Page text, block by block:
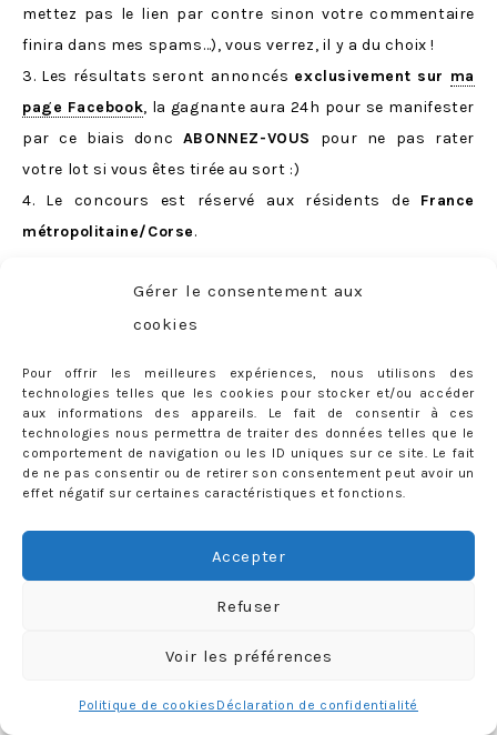
Gérer le consentement aux
cookies
Pour offrir les meilleures expériences, nous utilisons des
technologies telles que les cookies pour stocker et/ou accéder
aux informations des appareils. Le fait de consentir à ces
technologies nous permettra de traiter des données telles que le
comportement de navigation ou les ID uniques sur ce site. Le fait
de ne pas consentir ou de retirer son consentement peut avoir un
effet négatif sur certaines caractéristiques et fonctions.
Accepter
Refuser
Voir les préférences
Politique de cookies Déclaration de confidentialité
mettez pas le lien par contre sinon votre commentaire
finira dans mes spams…), vous verrez, il y a du choix !
3. Les résultats seront annoncés exclusivement sur ma
page Facebook, la gagnante aura 24h pour se manifester
par ce biais donc ABONNEZ-VOUS
pour ne pas rater
votre lot si vous êtes tirée au sort :)
4. Le concours est réservé aux résidents de France
métropolitaine/Corse.
LABELS:BEAUTÉ ,CHEVEUX Tags:3C blonde natural hair , 3C
hair ,boucles,cheveux,cheveux afro ,cheveux bouclés,
cheveux frisé,cheveux naturels,décoloration,
highlight on curly hair,highlights,highlights on
natural curly hair
2 3 next